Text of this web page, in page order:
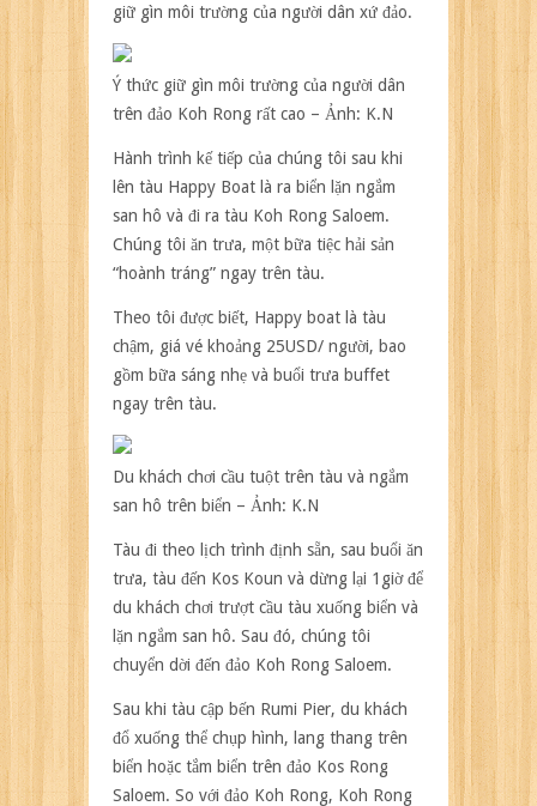
giữ gìn môi trường của người dân xứ đảo.
Ý thức giữ gìn môi trường của người dân
trên đảo Koh Rong rất cao – Ảnh: K.N
Hành trình kế tiếp của chúng tôi sau khi
lên tàu Happy Boat là ra biển lặn ngắm
san hô và đi ra tàu Koh Rong Saloem.
Chúng tôi ăn trưa, một bữa tiệc hải sản
“hoành tráng” ngay trên tàu.
Theo tôi được biết, Happy boat là tàu
chậm, giá vé khoảng 25USD/ người, bao
gồm bữa sáng nhẹ và buổi trưa buffet
ngay trên tàu.
Du khách chơi cầu tuột trên tàu và ngắm
san hô trên biển – Ảnh: K.N
Tàu đi theo lịch trình định sẵn, sau buổi ăn
trưa, tàu đến Kos Koun và dừng lại 1giờ để
du khách chơi trượt cầu tàu xuống biển và
lặn ngắm san hô. Sau đó, chúng tôi
chuyển dời đến đảo Koh Rong Saloem.
Sau khi tàu cập bến Rumi Pier, du khách
đổ xuống thể chụp hình, lang thang trên
biển hoặc tắm biển trên đảo Kos Rong
Saloem. So với đảo Koh Rong, Koh Rong